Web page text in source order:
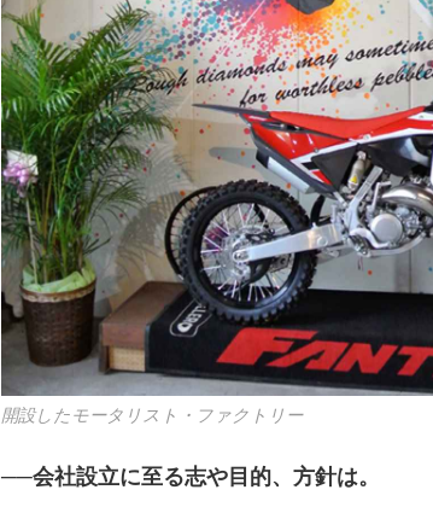
開設したモータリスト・ファクトリー
──会社設立に至る志や目的、方針は。